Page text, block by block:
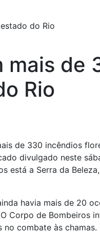
do Rio
mais de
Rio
de 330 incêndios
divulgado neste
está a Serra da
havia mais de 20
Corpo de Bombeiros
combate às chamas.